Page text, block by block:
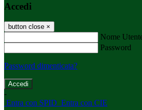
Accedi
button close ×
Nome
Password
Password dimenticata?
-
Entra con SPID Entra con CIE